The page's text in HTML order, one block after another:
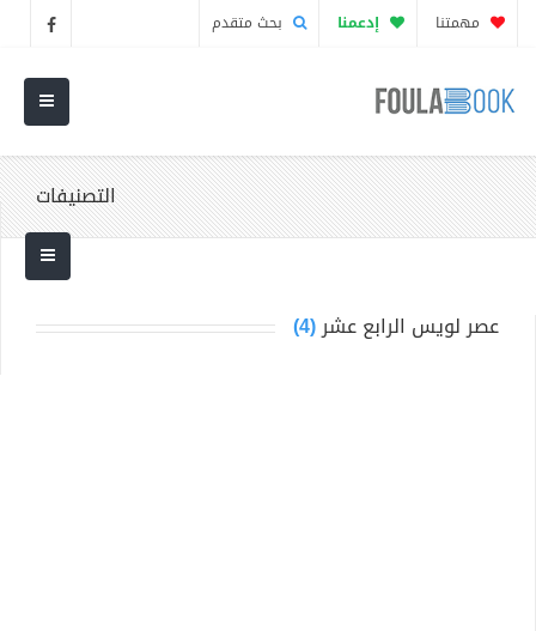
مهمتنا إدعمنا بحث متقدم
التصنيفات
عصر لويس الرابع عشر(4)